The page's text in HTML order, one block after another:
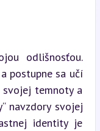
odlišnosťou.
postupne sa učí
svojej temnoty a
navzdory svojej
identity je